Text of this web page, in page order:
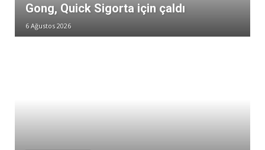
Gong, Quick Sigorta için çaldı
6 Ağustos 2026